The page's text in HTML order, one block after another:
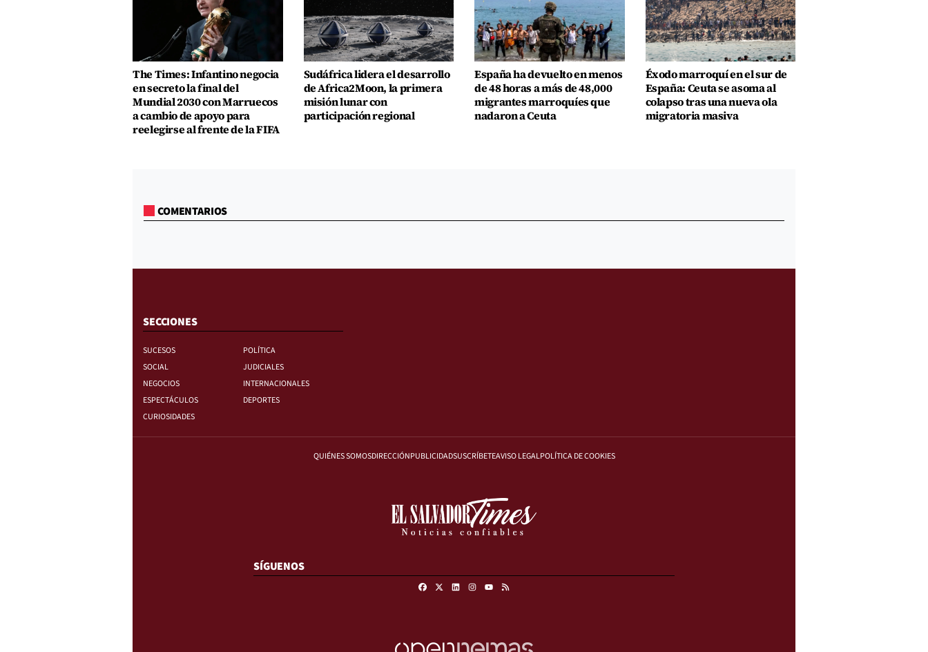
The Times: Infantino negocia
en secreto la final del
Mundial 2030 con Marruecos
a cambio de apoyo para
reelegirse al frente de la FIFA
Sudáfrica lidera el desarrollo
de Africa2Moon, la primera
misión lunar con
participación regional
España ha devuelto en menos
de 48 horas a más de 48,000
migrantes marroquíes que
nadaron a Ceuta
Éxodo marroquí en el sur de
España: Ceuta se asoma al
colapso tras una nueva ola
migratoria masiva
COMENTARIOS
SECCIONES
SUCESOS
POLÍTICA
SOCIAL
JUDICIALES
NEGOCIOS
INTERNACIONALES
ESPECTÁCULOS
DEPORTES
CURIOSIDADES
QUIÉNES SOMOSDIRECCIÓNPUBLICIDADSUSCRÍBETEAVISO LEGALPOLÍTICA DE COOKIES
SÍGUENOS
FacebookLinkedinInstagram